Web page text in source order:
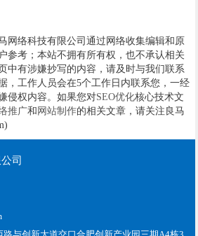
网络科技有限公司通过网络收集编辑和原
参考；本站不拥有所有权，也不承认相关
中有涉嫌抄写的内容，请及时与我们联系
，工作人员会在5个工作日内联系您，一经
侵权内容。如果您对SEO优化核心技术文
推广和 网站制作的相关文章，请关注良马
司